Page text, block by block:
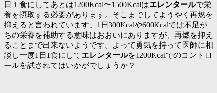
日１食にしてあとは1200Kcal〜1500Kcalはエレンタールで栄
養を摂取する必要があります。そこまでしてようやく再燃を
抑えると言われています。1日300Kcalや600Kcalでは不足が
ちの栄養を補助する意味はおおいにありますが、再燃を抑え
ることまで出来ないようです。よって勇気を持って医師に相
談し一度1日1食にしてエレンタールを1200Kcalでのコントロ
ールを試されてはいかがでしょうか？